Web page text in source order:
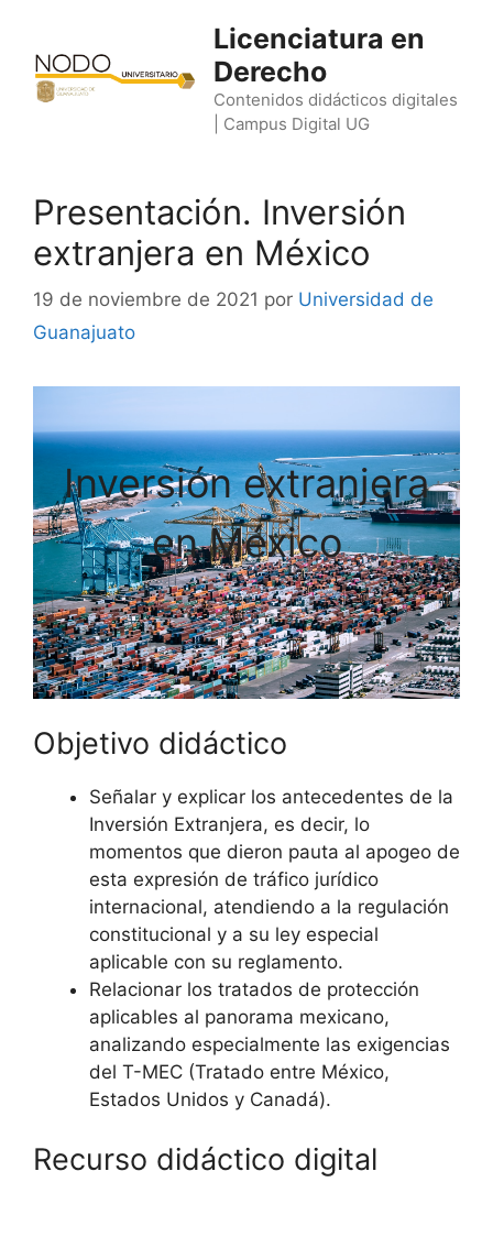
contenido
Licenciatura en
Derecho
Contenidos didácticos digitales
| Campus Digital UG
Presentación. Inversión
extranjera en México
19 de noviembre de 2021 por Universidad de
Guanajuato
Inversión extranjera
en México
Objetivo didáctico
Señalar y explicar los antecedentes de la
Inversión Extranjera, es decir, lo
momentos que dieron pauta al apogeo de
esta expresión de tráfico jurídico
internacional, atendiendo a la regulación
constitucional y a su ley especial
aplicable con su reglamento.
Relacionar los tratados de protección
aplicables al panorama mexicano,
analizando especialmente las exigencias
del T-MEC (Tratado entre México,
Estados Unidos y Canadá).
Recurso didáctico digital